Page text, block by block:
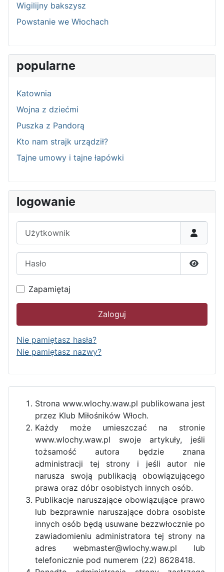
Wigilijny bakszysz
Powstanie we Włochach
popularne
Katownia
Wojna z dziećmi
Puszka z Pandorą
Kto nam strajk urządził?
Tajne umowy i tajne łapówki
logowanie
Pokaż
Zapamiętaj
Zaloguj
Nie pamiętasz hasła?
Nie pamiętasz nazwy?
Strona www.wlochy.waw.pl publikowana jest
przez Klub Miłośników Włoch.
Każdy może umieszczać na stronie
www.wlochy.waw.pl swoje artykuły, jeśli
tożsamość autora będzie znana
administracji tej strony i jeśli autor nie
narusza swoją publikacją obowiązującego
prawa oraz dóbr osobistych innych osób.
Publikacje naruszające obowiązujące prawo
lub bezprawnie naruszające dobra osobiste
innych osób będą usuwane bezzwłocznie po
zawiadomieniu administratora tej strony na
adres webmaster@wlochy.waw.pl lub
telefonicznie pod numerem (22) 8628418.